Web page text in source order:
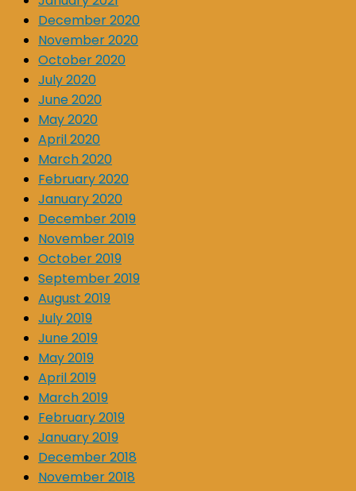
December 2020
November 2020
October 2020
July 2020
June 2020
May 2020
April 2020
March 2020
February 2020
January 2020
December 2019
November 2019
October 2019
September 2019
August 2019
July 2019
June 2019
May 2019
April 2019
March 2019
February 2019
January 2019
December 2018
November 2018